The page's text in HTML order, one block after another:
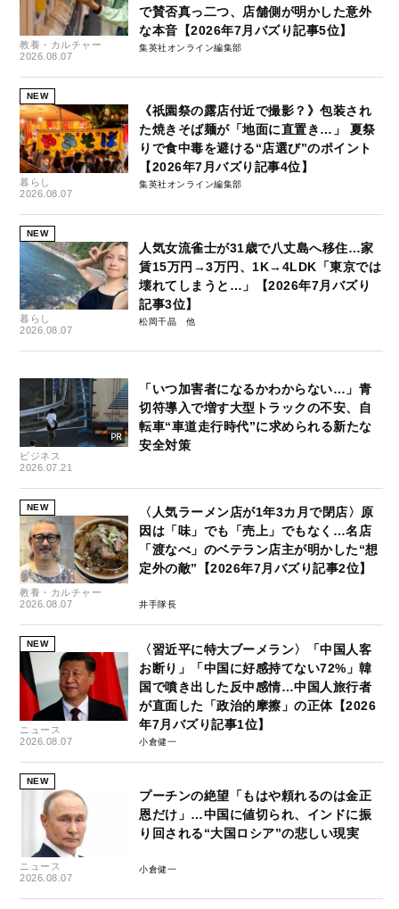
教養・カルチャー
2026.08.07
で賛否真っ二つ、店舗側が明かした意外
な本音【2026年7月バズり記事5位】
集英社オンライン編集部
NEW
暮らし
2026.08.07
《祇園祭の露店付近で撮影？》包装され
た焼きそば麺が「地面に直置き…」 夏祭
りで食中毒を避ける“店選び”のポイント
【2026年7月バズり記事4位】
集英社オンライン編集部
NEW
暮らし
2026.08.07
人気女流雀士が31歳で八丈島へ移住…家
賃15万円→3万円、1K→4LDK「東京では
壊れてしまうと…」【2026年7月バズり
記事3位】
松岡千晶
ビジネス
2026.07.21
「いつ加害者になるかわからない…」青
切符導入で増す大型トラックの不安、自
転車“車道走行時代”に求められる新たな
安全対策
NEW
教養・カルチャー
2026.08.07
〈人気ラーメン店が1年3カ月で閉店〉原
因は「味」でも「売上」でもなく…名店
「渡なべ」のベテラン店主が明かした“想
定外の敵”【2026年7月バズり記事2位】
井手隊長
NEW
ニュース
2026.08.07
〈習近平に特大ブーメラン〉「中国人客
お断り」「中国に好感持てない72%」韓
国で噴き出した反中感情…中国人旅行者
が直面した「政治的摩擦」の正体【2026
年7月バズり記事1位】
小倉健一
NEW
ニュース
2026.08.07
プーチンの絶望「もはや頼れるのは金正
恩だけ」…中国に値切られ、インドに振
り回される“大国ロシア”の悲しい現実
小倉健一